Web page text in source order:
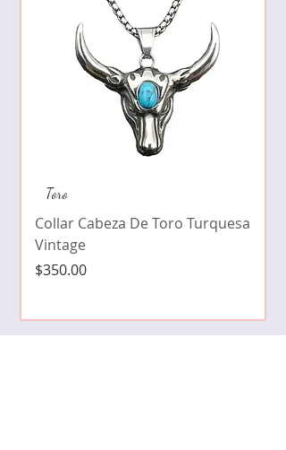
Toro
Collar Cabeza De Toro Turquesa
Vintage
Precio
$350.00